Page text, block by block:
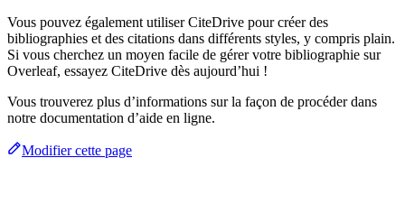
Vous pouvez également utiliser CiteDrive pour créer des
bibliographies et des citations dans différents styles, y compris plain.
Si vous cherchez un moyen facile de gérer votre bibliographie sur
Overleaf, essayez CiteDrive dès aujourd’hui !
Vous trouverez plus d’informations sur la façon de procéder dans
notre documentation d’aide en ligne.
Modifier cette page